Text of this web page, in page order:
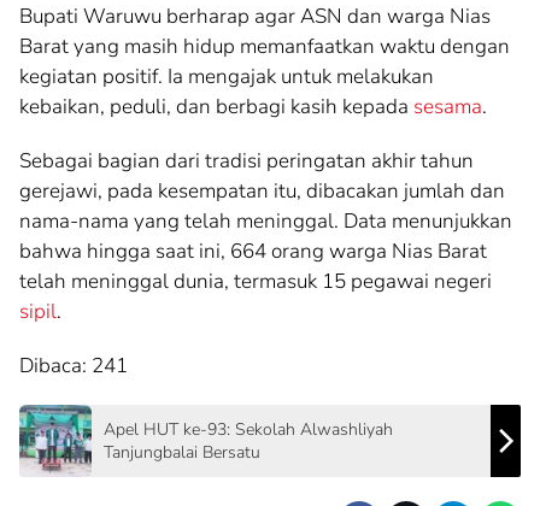
Bupati Waruwu berharap agar ASN dan warga Nias
Barat yang masih hidup memanfaatkan waktu dengan
kegiatan positif. Ia mengajak untuk melakukan
kebaikan, peduli, dan berbagi kasih kepada sesama.
Sebagai bagian dari tradisi peringatan akhir tahun
gerejawi, pada kesempatan itu, dibacakan jumlah dan
nama-nama yang telah meninggal. Data menunjukkan
bahwa hingga saat ini, 664 orang warga Nias Barat
telah meninggal dunia, termasuk 15 pegawai negeri
sipil.
Dibaca: 241
Apel HUT ke-93: Sekolah Alwashliyah
Tanjungbalai Bersatu